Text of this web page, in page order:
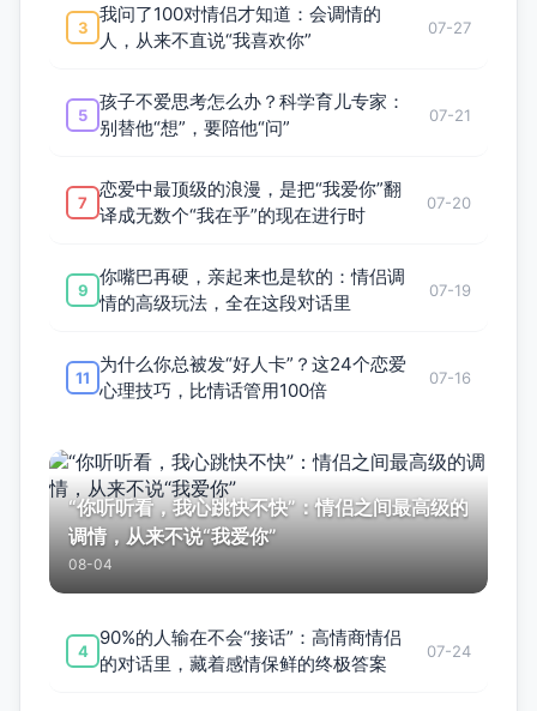
3
我问了100对情侣才知道：会调情的
人，从来不直说“我喜欢你”
07-27
5
孩子不爱思考怎么办？科学育儿专家：
别替他“想”，要陪他“问”
07-21
7
恋爱中最顶级的浪漫，是把“我爱你”翻
译成无数个“我在乎”的现在进行时
07-20
9
你嘴巴再硬，亲起来也是软的：情侣调
情的高级玩法，全在这段对话里
07-19
11
为什么你总被发“好人卡”？这24个恋爱
心理技巧，比情话管用100倍
07-16
“你听听看，我心跳快不快”：情侣之间最高级的
调情，从来不说“我爱你”
08-04
4
90%的人输在不会“接话”：高情商情侣
的对话里，藏着感情保鲜的终极答案
07-24